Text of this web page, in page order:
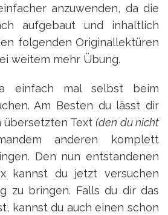
anzuwenden, da die
aufgebaut und inhaltlich
folgenden Originallektüren
weitem mehr Übung.
einfach mal selbst beim
Am Besten du lässt dir
übersetzten Text(den du nicht
anderen komplett
Den nun entstandenen
kannst du jetzt versuchen
zu bringen. Falls du dir das
kannst du auch einen schon